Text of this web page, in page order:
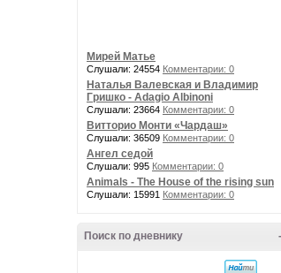
Мирей Матье
Слушали: 24554 Комментарии: 0
Наталья Валевская и Владимир
Гришко - Adagio Albinoni
Слушали: 23664 Комментарии: 0
Витторио Монти «Чардаш»
Слушали: 36509 Комментарии: 0
Ангел седой
Слушали: 995 Комментарии: 0
Animals - The House of the rising sun
Слушали: 15991 Комментарии: 0
-
Поиск по дневнику